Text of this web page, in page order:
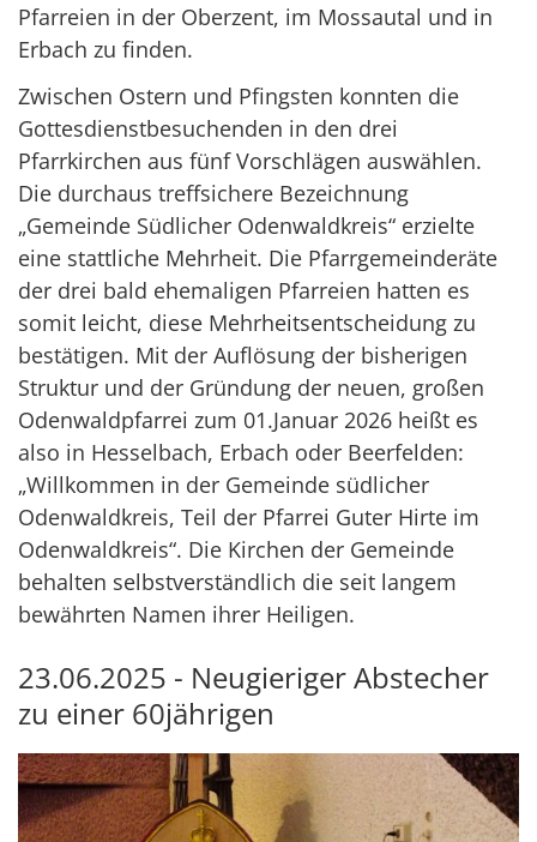
Pfarreien in der Oberzent, im Mossautal und in
Erbach zu finden.
Zwischen Ostern und Pfingsten konnten die
Gottesdienstbesuchenden in den drei
Pfarrkirchen aus fünf Vorschlägen auswählen.
Die durchaus treffsichere Bezeichnung
„Gemeinde Südlicher Odenwaldkreis“ erzielte
eine stattliche Mehrheit. Die Pfarrgemeinderäte
der drei bald ehemaligen Pfarreien hatten es
somit leicht, diese Mehrheitsentscheidung zu
bestätigen. Mit der Auflösung der bisherigen
Struktur und der Gründung der neuen, großen
Odenwaldpfarrei zum 01.Januar 2026 heißt es
also in Hesselbach, Erbach oder Beerfelden:
„Willkommen in der Gemeinde südlicher
Odenwaldkreis, Teil der Pfarrei Guter Hirte im
Odenwaldkreis“. Die Kirchen der Gemeinde
behalten selbstverständlich die seit langem
bewährten Namen ihrer Heiligen.
23.06.2025 - Neugieriger Abstecher
zu einer 60jährigen